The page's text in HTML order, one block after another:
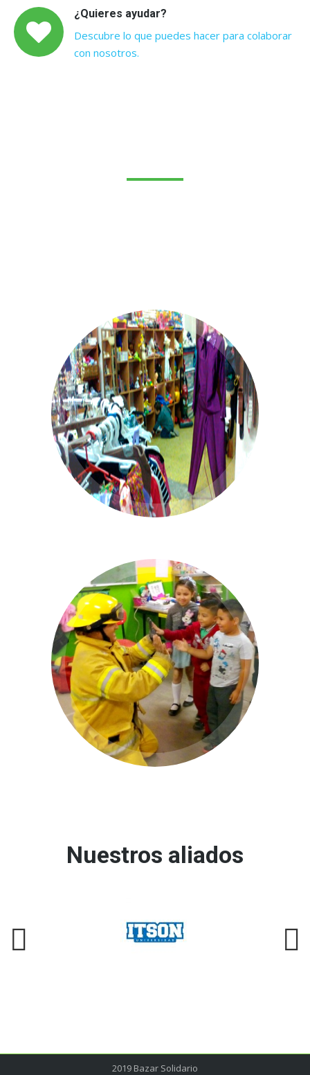
¿Quieres ayudar?
Descubre lo que puedes hacer para colaborar
con nosotros.
Programa Bazar
Impulsa y enlaza el intercambio solidario con
diferentes sectores de la comunidad
beneficiando así a familias de escasos
recursos.
Programa Incendios
Fomenta en la comunidad una cultura de
prevención y atención a damnificados por
incendios.
Nuestros aliados
2019 Bazar Solidario